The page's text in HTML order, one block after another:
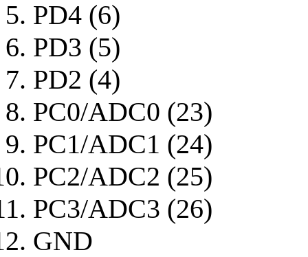
PD4 (6)
PD3 (5)
PD2 (4)
PC0/ADC0 (23)
PC1/ADC1 (24)
PC2/ADC2 (25)
PC3/ADC3 (26)
GND